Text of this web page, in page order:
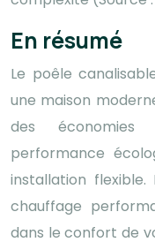
En résumé
Le poêle
une maison
des économies
performance
installation
chauffage
dans le confort de